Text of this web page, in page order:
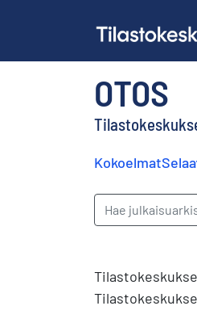
OTOS
KokoelmatSelaa